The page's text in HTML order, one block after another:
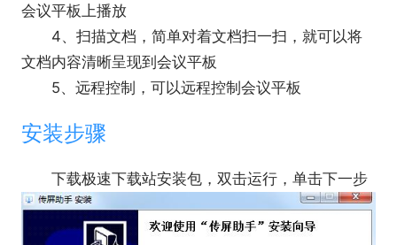
会议平板上播放
4、扫描文档，简单对着文档扫一扫，就可以将
文档内容清晰呈现到会议平板
5、远程控制，可以远程控制会议平板
安装步骤
下载极速下载站安装包，双击运行，单击下一步